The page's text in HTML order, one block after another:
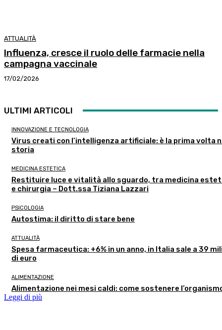
ATTUALITÀ
Influenza, cresce il ruolo delle farmacie nella
campagna vaccinale
17/02/2026
ULTIMI ARTICOLI
INNOVAZIONE E TECNOLOGIA
Virus creati con l’intelligenza artificiale: è la prima volta
storia
MEDICINA ESTETICA
Restituire luce e vitalità allo sguardo, tra medicina
e chirurgia – Dott.ssa Tiziana Lazzari
PSICOLOGIA
Autostima: il diritto di stare bene
ATTUALITÀ
Spesa farmaceutica: +6% in un anno, in Italia sale a 39
di euro
ALIMENTAZIONE
Alimentazione nei mesi caldi: come sostenere
Leggi di più